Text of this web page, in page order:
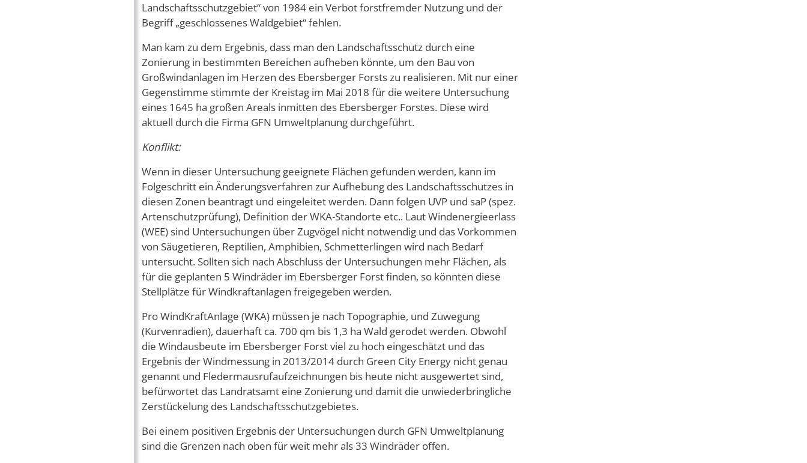
Landschaftsschutzgebiet“ von 1984 ein Verbot forstfremder Nutzung und der
Begriff „geschlossenes Waldgebiet“ fehlen.
Man kam zu dem Ergebnis, dass man den Landschaftsschutz durch eine
Zonierung in bestimmten Bereichen aufheben könnte, um den Bau von
Großwindanlagen im Herzen des Ebersberger Forsts zu realisieren. Mit nur einer
Gegenstimme stimmte der Kreistag im Mai 2018 für die weitere Untersuchung
eines 1645 ha großen Areals inmitten des Ebersberger Forstes. Diese wird
aktuell durch die Firma GFN Umweltplanung durchgeführt.
Konflikt:
Wenn in dieser Untersuchung geeignete Flächen gefunden werden, kann im
Folgeschritt ein Änderungsverfahren zur Aufhebung des Landschaftsschutzes in
diesen Zonen beantragt und eingeleitet werden. Dann folgen UVP und saP (spez.
Artenschutzprüfung), Definition der WKA-Standorte etc.. Laut Windenergieerlass
(WEE) sind Untersuchungen über Zugvögel nicht notwendig und das Vorkommen
von Säugetieren, Reptilien, Amphibien, Schmetterlingen wird nach Bedarf
untersucht. Sollten sich nach Abschluss der Untersuchungen mehr Flächen, als
für die geplanten 5 Windräder im Ebersberger Forst finden, so könnten diese
Stellplätze für Windkraftanlagen freigegeben werden.
Pro WindKraftAnlage (WKA) müssen je nach Topographie, und Zuwegung
(Kurvenradien), dauerhaft ca. 700 qm bis 1,3 ha Wald gerodet werden. Obwohl
die Windausbeute im Ebersberger Forst viel zu hoch eingeschätzt und das
Ergebnis der Windmessung in 2013/2014 durch Green City Energy nicht genau
genannt und Fledermausrufaufzeichnungen bis heute nicht ausgewertet sind,
befürwortet das Landratsamt eine Zonierung und damit die unwiederbringliche
Zerstückelung des Landschaftsschutzgebietes.
Bei einem positiven Ergebnis der Untersuchungen durch GFN Umweltplanung
sind die Grenzen nach oben für weit mehr als 33 Windräder offen.